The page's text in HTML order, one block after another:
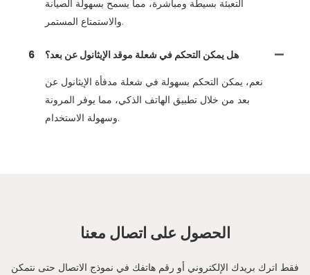
التعبئة بسيطة ومباشرة، مما يسمح بسهولة الصيانة
والاستمتاع المستمر.
6
هل يمكن التحكم في شعلة موقد الإيثانول عن بعد؟
نعم، يمكن التحكم بسهولة في شعلة مدفأة الإيثانول عن
بعد من خلال تطبيق الهاتف الذكي، مما يوفر المرونة
وسهولة الاستخدام.
الحصول على اتصال معنا
فقط اترك بريدك الإلكتروني أو رقم هاتفك في نموذج الاتصال حتى نتمكن